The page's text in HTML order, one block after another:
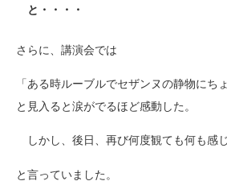
と・・・・
さらに、講演会では
「ある時ルーブルでセザンヌの静物にち
と見入ると涙がでるほど感動した。
しかし、後日、再び何度観ても何も感
と言っていました。